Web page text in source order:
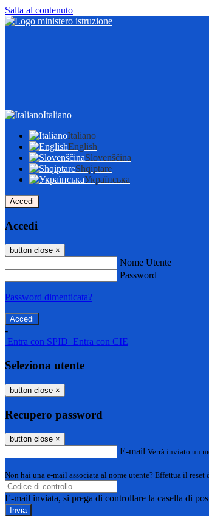
Salta al contenuto
Italiano
Italiano
English
Slovenščina
Shqiptare
Українська
Accedi
Accedi
button close ×
Nome Utente
Password
Password dimenticata?
-
Entra con SPID Entra con CIE
Seleziona utente
button close ×
Recupero password
button close ×
E-mail Verrà inviato un
Non hai una e-mail associata al nome utente? Effettua il reset
E-mail inviata, si prega di controllare la casella di